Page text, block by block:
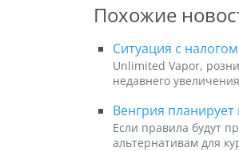
Похожие
Ситуация с
Unlimited Vapor,
недавнего
Венгрия
Если правила будут
альтернативам для